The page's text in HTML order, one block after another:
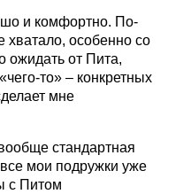
и комфортно. По-
хватало, особенно со
ожидать от Пита,
то» – конкретных
мне
стандартная
мои подружки уже
с Питом